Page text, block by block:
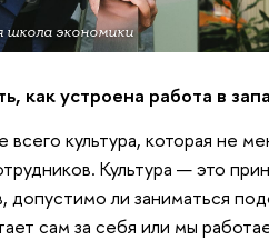
экономики
как устроена работа в
культура, которая не
Культура — это
допустимо ли заниматься
сам за себя или мы